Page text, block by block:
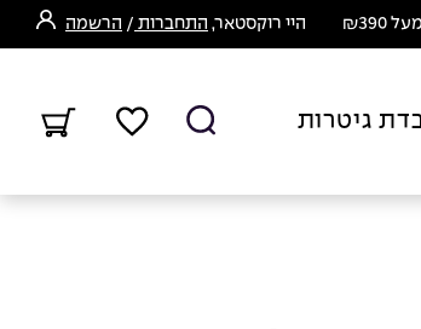
היי רוקסטאר, התחברות / הרשמה
גיטרות